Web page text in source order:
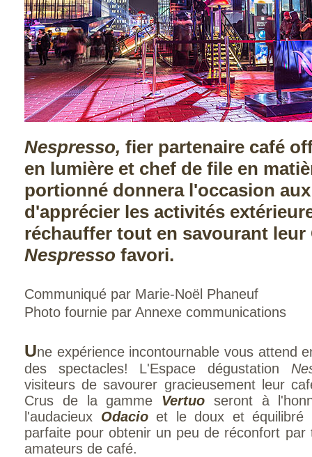
Nespresso, fier partenaire café
en lumière et chef de file en
portionné donnera l'occasion
d'apprécier les activités
réchauffer tout en savourant leur
Nespresso favori.
Communiqué par Marie-Noël Phaneuf
Photo fournie par Annexe communications
Une expérience incontournable vous attend
des spectacles! L'Espace dégustation
visiteurs de savourer gracieusement leur
Crus de la gamme Vertuo seront à
l'audacieux Odacioet le doux et équilibré
parfaite pour obtenir un peu de réconfort
amateurs de café.